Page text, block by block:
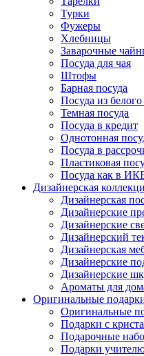
Турки
Фужеры
Хлебницы
Заварочные
Посуда для чая
Штофы
Барная посуда
Посуда из
Темная посуда
Посуда в кредит
Однотонная
Посуда в
Пластиковая
Посуда как в
Дизайнерская
Дизайнерская
Дизайнерские
Дизайнерские
Дизайнерский
Дизайнерская
Дизайнерские
Дизайнерские
Ароматы для
Оригинальные
Оригинальные
Подарки с
Подарочные
Подарки